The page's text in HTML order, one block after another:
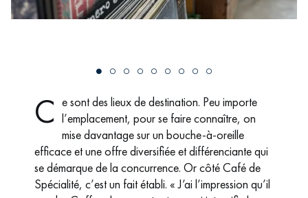
C e sont des lieux de destination. Peu importe
l’emplacement, pour se faire connaître, on
mise davantage sur un bouche-à-oreille
efficace et une offre diversifiée et différenciante qui
se démarque de la concurrence. Or côté Café de
Spécialité, c’est un fait établi. « J’ai l’impression qu’il